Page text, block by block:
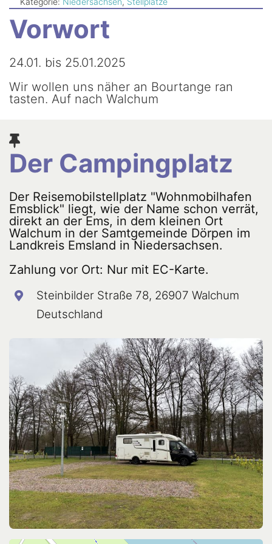
Vorwort
24.01. bis 25.01.2025
Wir wollen uns näher an Bourtange ran
tasten. Auf nach Walchum
Der Campingplatz
Der Reisemobilstellplatz "Wohnmobilhafen
Emsblick" liegt, wie der Name schon verrät,
direkt an der Ems, in dem kleinen Ort
Walchum in der Samtgemeinde Dörpen im
Landkreis Emsland in Niedersachsen.
Zahlung vor Ort: Nur mit EC-Karte.
Steinbilder Straße 78, 26907 Walchum
Deutschland